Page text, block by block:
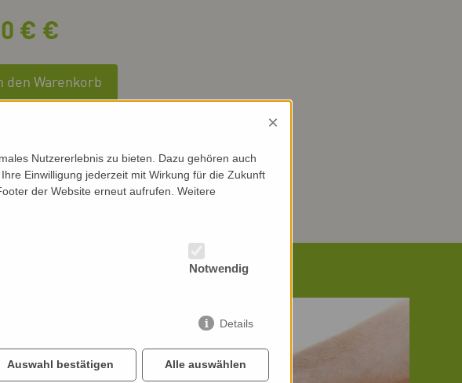
€ €
den Warenkorb
×
Nutzererlebnis zu bieten. Dazu gehören auch
Einwilligung jederzeit mit Wirkung für die Zukunft
der Website erneut aufrufen. Weitere
Notwendig
Details
Auswahl bestätigen Alle auswählen